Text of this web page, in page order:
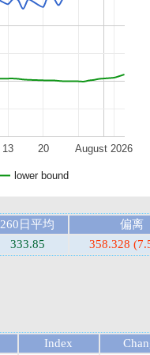
lower bound
August 2026
13 20
260日平均
偏离
333.85 358.328
Index